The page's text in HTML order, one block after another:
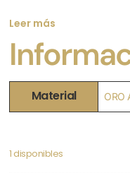
Leer más
Material ORO
1 disponibles